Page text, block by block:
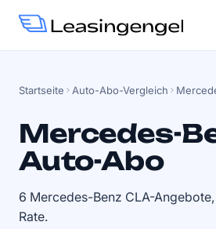
Startseite Auto-Abo-Vergleich
Mercedes-
Auto-Abo
6 Mercedes-Benz CLA-
Rate.